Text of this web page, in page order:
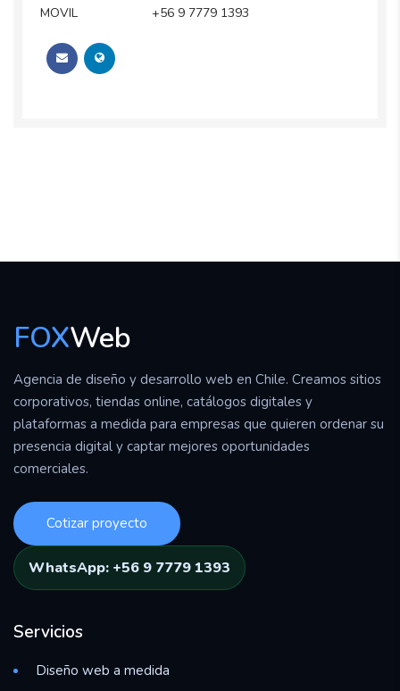
MOVIL +56 9 7779 1393
FOXWeb
Agencia de diseño y desarrollo web en Chile. Creamos sitios
corporativos, tiendas online, catálogos digitales y
plataformas a medida para empresas que quieren ordenar su
presencia digital y captar mejores oportunidades
comerciales.
Cotizar proyecto
WhatsApp: +56 9 7779 1393
Servicios
Diseño web a medida